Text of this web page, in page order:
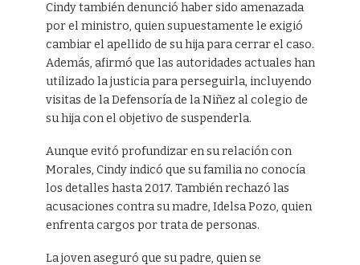
Cindy también denunció haber sido amenazada
por el ministro, quien supuestamente le exigió
cambiar el apellido de su hija para cerrar el caso.
Además, afirmó que las autoridades actuales han
utilizado la justicia para perseguirla, incluyendo
visitas de la Defensoría de la Niñez al colegio de
su hija con el objetivo de suspenderla.
Aunque evitó profundizar en su relación con
Morales, Cindy indicó que su familia no conocía
los detalles hasta 2017. También rechazó las
acusaciones contra su madre, Idelsa Pozo, quien
enfrenta cargos por trata de personas.
La joven aseguró que su padre, quien se